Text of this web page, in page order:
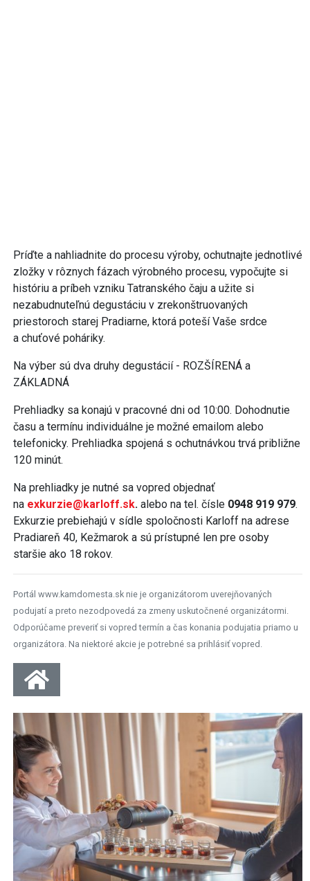
Príďte a nahliadnite do procesu výroby, ochutnajte jednotlivé
zložky v rôznych fázach výrobného procesu, vypočujte si
históriu a príbeh vzniku Tatranského čaju a užite si
nezabudnuteľnú degustáciu v zrekonštruovaných
priestoroch starej Pradiarne, ktorá poteší Vaše srdce
a chuťové poháriky.
Na výber sú dva druhy degustácií - ROZŠÍRENÁ a
ZÁKLADNÁ
Prehliadky sa konajú v pracovné dni od 10:00. Dohodnutie
času a termínu individuálne je možné emailom alebo
telefonicky. Prehliadka spojená s ochutnávkou trvá približne
120 minút.
Na prehliadky je nutné sa vopred objednať
na exkurzie@karloff.sk. alebo na tel. čísle 0948 919 979.
Exkurzie prebiehajú v sídle spoločnosti Karloff na adrese
Pradiareň 40, Kežmarok a sú prístupné len pre osoby
staršie ako 18 rokov.
Portál www.kamdomesta.sk nie je organizátorom uverejňovaných
podujatí a preto nezodpovedá za zmeny uskutočnené organizátormi.
Odporúčame preveriť si vopred termín a čas konania podujatia priamo u
organizátora. Na niektoré akcie je potrebné sa prihlásiť vopred.